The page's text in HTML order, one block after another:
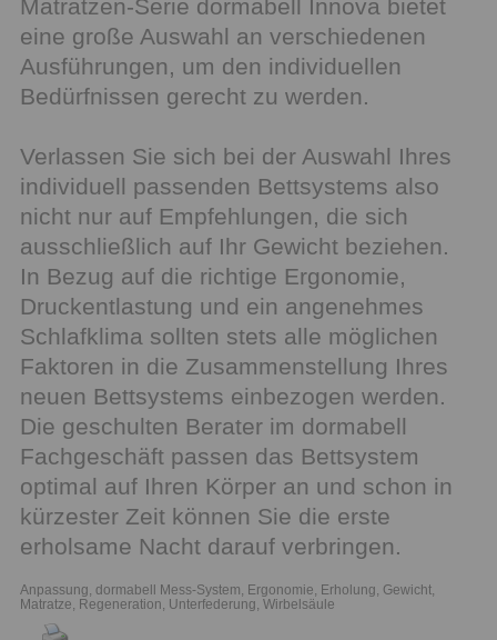
Matratzen-Serie dormabell Innova bietet
eine große Auswahl an verschiedenen
Ausführungen, um den individuellen
Bedürfnissen gerecht zu werden.
Verlassen Sie sich bei der Auswahl Ihres
individuell passenden Bettsystems also
nicht nur auf Empfehlungen, die sich
ausschließlich auf Ihr Gewicht beziehen.
In Bezug auf die richtige Ergonomie,
Druckentlastung und ein angenehmes
Schlafklima sollten stets alle möglichen
Faktoren in die Zusammenstellung Ihres
neuen Bettsystems einbezogen werden.
Die geschulten Berater im dormabell
Fachgeschäft passen das Bettsystem
optimal auf Ihren Körper an und schon in
kürzester Zeit können Sie die erste
erholsame Nacht darauf verbringen.
Anpassung, dormabell Mess-System, Ergonomie, Erholung, Gewicht,
Matratze, Regeneration, Unterfederung, Wirbelsäule